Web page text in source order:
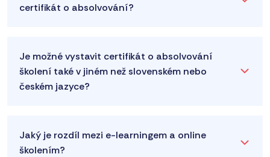
certifikát o absolvování?
Je možné vystavit certifikát o absolvování
školení také v jiném než slovenském nebo
českém jazyce?
Jaký je rozdíl mezi e-learningem a online
školením?